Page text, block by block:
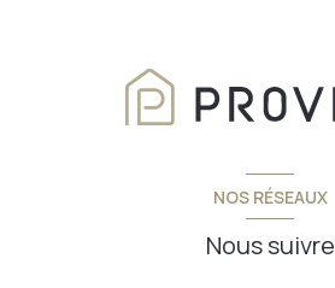
NOS RÉSEAUX
Nous suivre